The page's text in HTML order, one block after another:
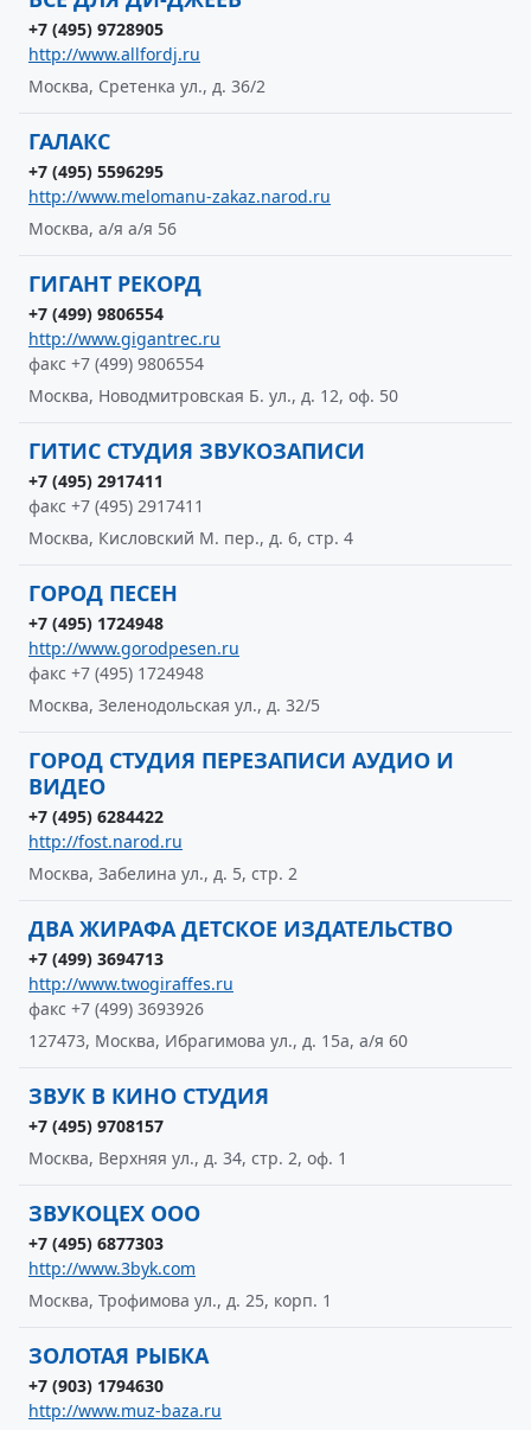
+7 (495) 9728905
http://www.allfordj.ru
Москва, Сретенка ул., д. 36/2
ГАЛАКС
+7 (495) 5596295
http://www.melomanu-zakaz.narod.ru
Москва, а/я а/я 56
ГИГАНТ РЕКОРД
+7 (499) 9806554
http://www.gigantrec.ru
факс +7 (499) 9806554
Москва, Новодмитровская Б. ул., д. 12, оф. 50
ГИТИС СТУДИЯ ЗВУКОЗАПИСИ
+7 (495) 2917411
факс +7 (495) 2917411
Москва, Кисловский М. пер., д. 6, стр. 4
ГОРОД ПЕСЕН
+7 (495) 1724948
http://www.gorodpesen.ru
факс +7 (495) 1724948
Москва, Зеленодольская ул., д. 32/5
ГОРОД СТУДИЯ ПЕРЕЗАПИСИ АУДИО И
ВИДЕО
+7 (495) 6284422
http://fost.narod.ru
Москва, Забелина ул., д. 5, стр. 2
ДВА ЖИРАФА ДЕТСКОЕ ИЗДАТЕЛЬСТВО
+7 (499) 3694713
http://www.twogiraffes.ru
факс +7 (499) 3693926
127473, Москва, Ибрагимова ул., д. 15а, а/я 60
ЗВУК В КИНО СТУДИЯ
+7 (495) 9708157
Москва, Верхняя ул., д. 34, стр. 2, оф. 1
ЗВУКОЦЕХ ООО
+7 (495) 6877303
http://www.3byk.com
Москва, Трофимова ул., д. 25, корп. 1
ЗОЛОТАЯ РЫБКА
+7 (903) 1794630
http://www.muz-baza.ru